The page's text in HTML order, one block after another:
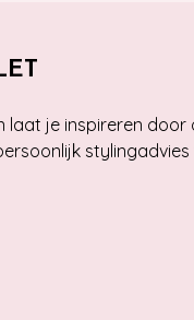
laat je inspireren door